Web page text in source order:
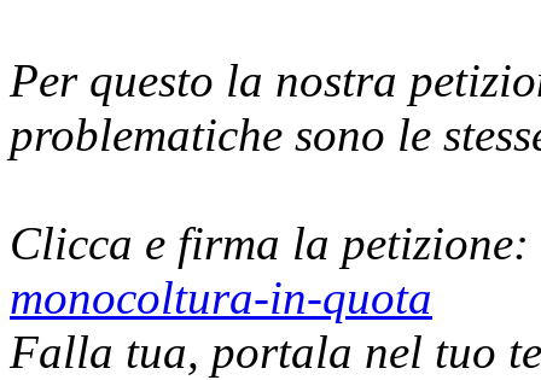
Per questo la nostra
problematiche sono le
Clicca e firma la petizione:
monocoltura-in-quota
Falla tua, portala nel tuo